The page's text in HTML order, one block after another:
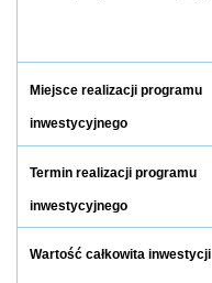
Miejsce realizacji programu
inwestycyjnego
Termin realizacji programu
inwestycyjnego
Wartość całkowita inwestycji